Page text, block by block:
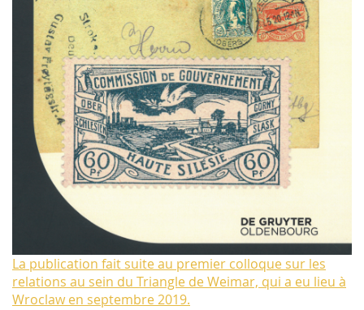
La publication fait suite au premier colloque sur les
relations au sein du Triangle de Weimar, qui a eu lieu à
Wroclaw en septembre 2019.